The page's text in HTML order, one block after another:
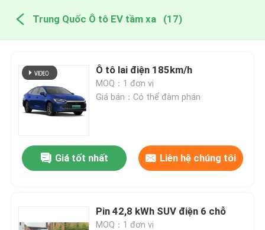
Trung Quốc Ô tô EV tầm xa (17)
Ô tô lai điện 185km/h
MOQ：1 đơn vị
Giá bán：Có thể đàm phán
Giá tốt nhất Liên hệ chúng tôi
Pin 42,8 kWh SUV điện 6 chỗ
MOQ：1 đơn vị